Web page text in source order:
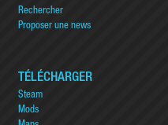
Rechercher
Proposer une news
TÉLÉCHARGER
Steam
Mods